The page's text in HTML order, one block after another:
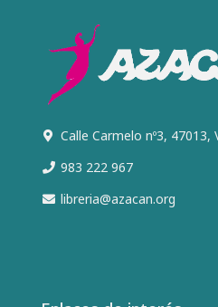
Calle Carmelo nº3, 47013,
983 222 967
libreria@azacan.org